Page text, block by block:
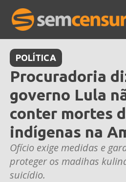
POLÍTICA
Procuradoria
governo Lula
conter mortes
indígenas na
Ofício exige medidas e
proteger os madihas
suicídio.